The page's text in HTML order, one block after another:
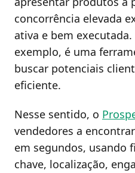
concorrência elevada
ativa e bem
exemplo, é uma
buscar potenciais
eficiente.
Nesse sentido, o
vendedores a
em segundos, usando
chave, localização,